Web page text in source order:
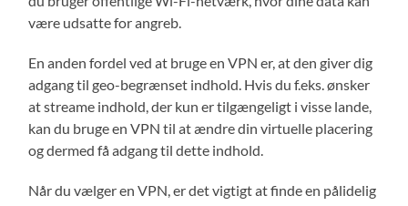
være udsatte for angreb.
En anden fordel ved at bruge en VPN er, at den giver dig
adgang til geo-begrænset indhold. Hvis du f.eks. ønsker
at streame indhold, der kun er tilgængeligt i visse lande,
kan du bruge en VPN til at ændre din virtuelle placering
og dermed få adgang til dette indhold.
Når du vælger en VPN, er det vigtigt at finde en pålidelig